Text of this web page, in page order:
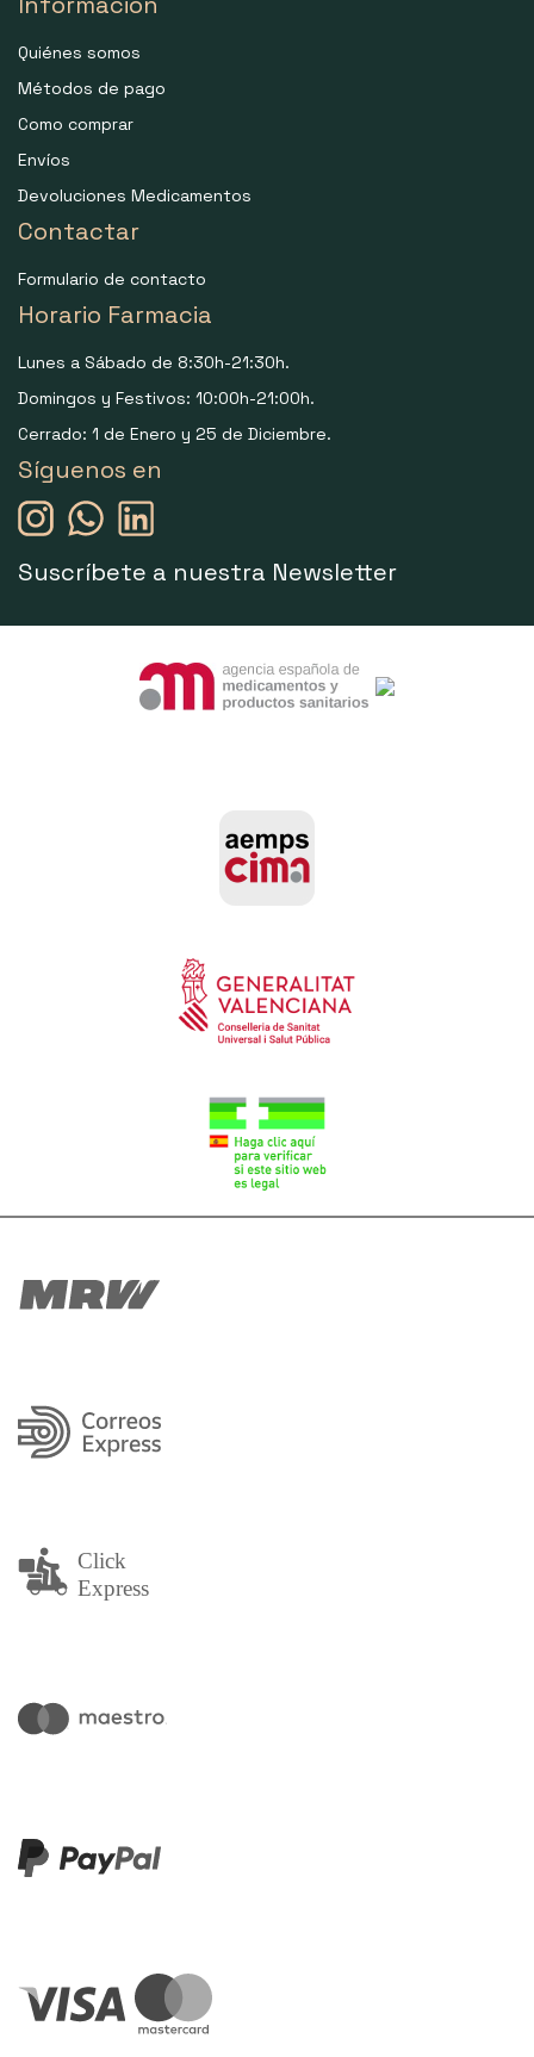
Quiénes somos
Métodos de pago
Como comprar
Envíos
Devoluciones Medicamentos
Contactar
Formulario de contacto
Horario Farmacia
Lunes a Sábado de 8:30h-21:30h.
Domingos y Festivos: 10:00h-21:00h.
Cerrado: 1 de Enero y 25 de Diciembre.
Síguenos en
Suscríbete a nuestra Newsletter